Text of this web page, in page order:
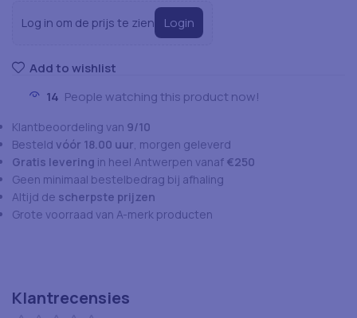
Log in om de prijs te zien Login
Add to wishlist
14 People watching this product now!
Klantbeoordeling van 9/10
Besteld vóór 18.00 uur, morgen geleverd
Gratis levering in heel Antwerpen vanaf €250
Geen minimaal bestelbedrag bij afhaling
Altijd de scherpste prijzen
Grote voorraad van A-merk producten
Klantrecensies